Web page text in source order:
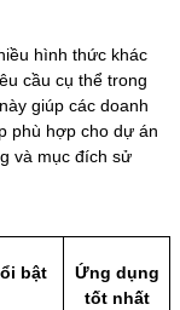
hình thức khác
cầu cụ thể trong
giúp các doanh
phù hợp cho dự án
và mục đích sử
bật
Ứng dụng
tốt nhất